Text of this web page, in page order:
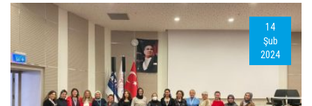
14
Şub
2024